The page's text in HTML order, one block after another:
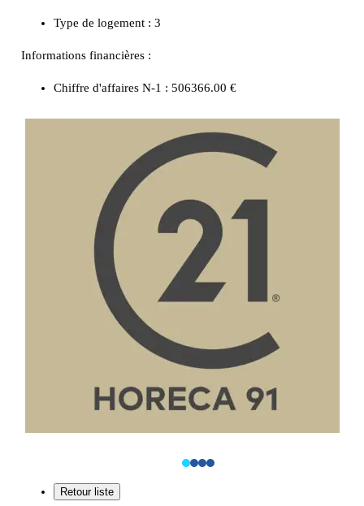
Type de logement : 3
Informations financières :
Chiffre d'affaires N-1 : 506366.00 €